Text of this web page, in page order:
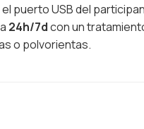
puerto USB del
24h/7dcon un
o polvorientas.